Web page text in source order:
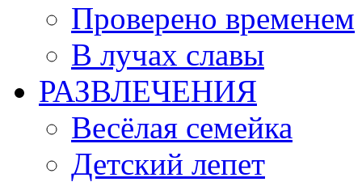
Проверено временем
В лучах славы
РАЗВЛЕЧЕНИЯ
Весёлая семейка
Детский лепет